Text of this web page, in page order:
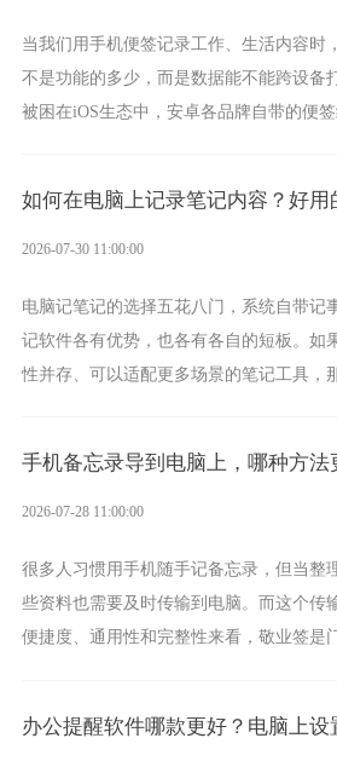
当我们用手机便签记录工作、生活内容时
不是功能的多少，而是数据能不能跨设备
被困在iOS生态中，安卓各品牌自带的便签
如何在电脑上记录笔记内容？好用
2026-07-30 11:00:00
电脑记笔记的选择五花八门，系统自带记
记软件各有优势，也各有各自的短板。如
性并存、可以适配更多场景的笔记工具，
手机备忘录导到电脑上，哪种方法
2026-07-28 11:00:00
很多人习惯用手机随手记备忘录，但当整
些资料也需要及时传输到电脑。而这个传
便捷度、通用性和完整性来看，敬业签是
办公提醒软件哪款更好？电脑上